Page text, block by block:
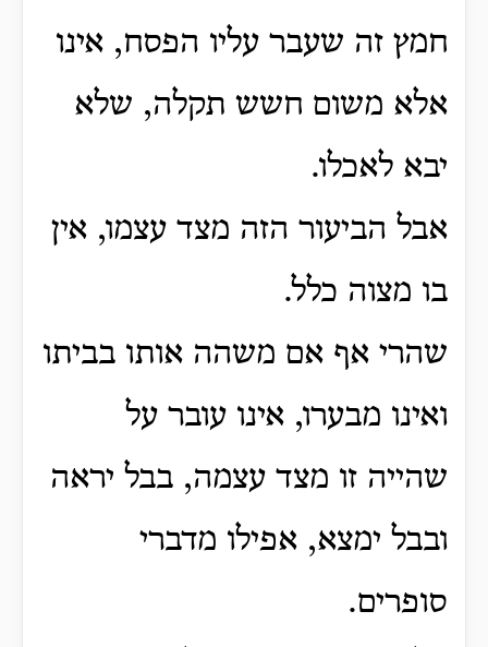
חמץ זה שעבר עליו הפסח, אינו
אלא משום חשש תקלה, שלא
יבא לאכלו.
אבל הביעור הזה מצד עצמו, אין
בו מצוה כלל.
שהרי אף אם משהה אותו בביתו
ואינו מבערו, אינו עובר על
שהייה זו מצד עצמה, בבל יראה
ובבל ימצא, אפילו מדברי
סופרים.